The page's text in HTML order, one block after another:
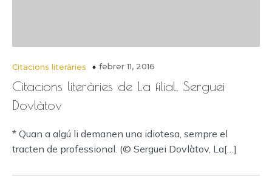
Citacions literàries febrer 11, 2016
Citacions literàries de La filial, Serguei
Dovlàtov
* Quan a algú li demanen una idiotesa, sempre el
tracten de professional. (© Serguei Dovlàtov, La[…]